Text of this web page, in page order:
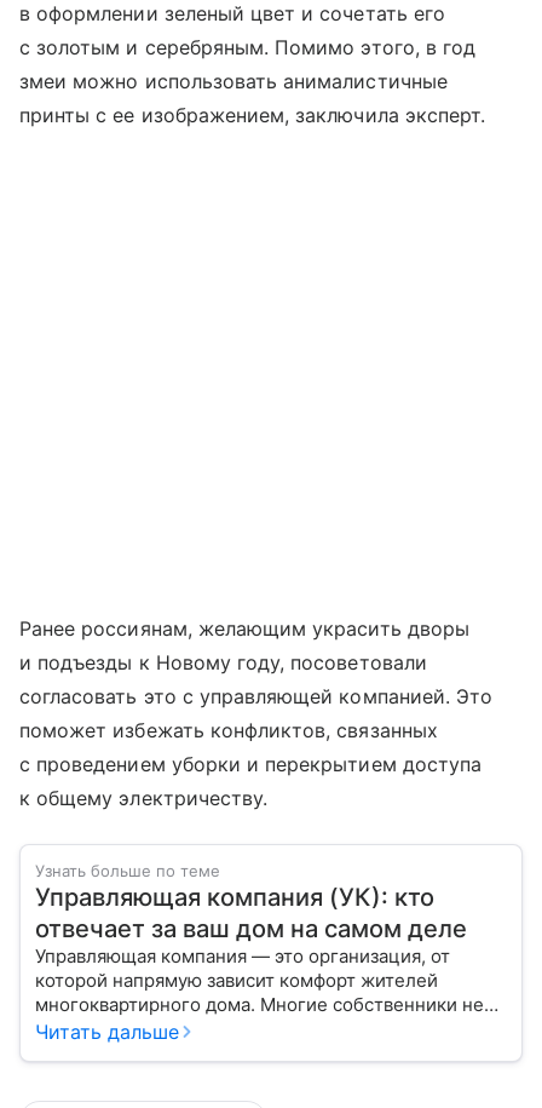
в оформлении зеленый цвет и сочетать его
с золотым и серебряным. Помимо этого, в год
змеи можно использовать анималистичные
принты с ее изображением, заключила эксперт.
Ранее россиянам, желающим украсить дворы
и подъезды к Новому году, посоветовали
согласовать это с управляющей компанией. Это
поможет избежать конфликтов, связанных
с проведением уборки и перекрытием доступа
к общему электричеству.
Узнать больше по теме
Управляющая компания (УК): кто
отвечает за ваш дом на самом деле
Управляющая компания — это организация, от
которой напрямую зависит комфорт жителей
многоквартирного дома. Многие собственники не
до конца понимают, какие именно услуги УК
Читать дальше